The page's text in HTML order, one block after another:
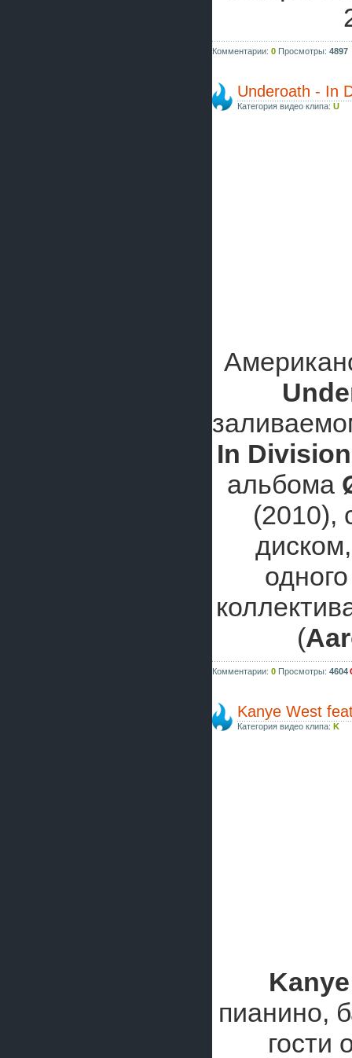
Комментарии: 0 Просмотры: 4897
Underoath - In
Категория видео клипа: U
In Division
альбома
(2010),
(
Комментарии: 0 Просмотры: 4604
Kanye West
Категория видео клипа: K
пианино,
гости